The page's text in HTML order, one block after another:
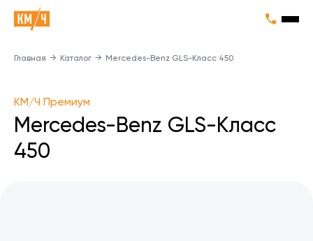
Главная → Каталог → Mercedes-Benz GLS-Класс 450
КМ/Ч Премиум
Mercedes-Benz GLS-Класс
450